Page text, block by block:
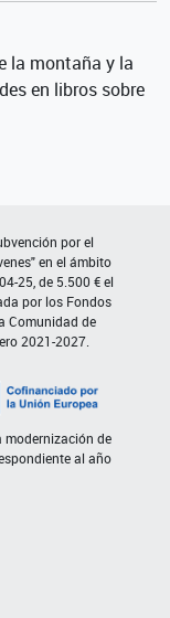
la montaña y la
en libros sobre
por el
en el ámbito
25, de 5.500 € el
por los Fondos
Comunidad de
2021-2027.
de
al año